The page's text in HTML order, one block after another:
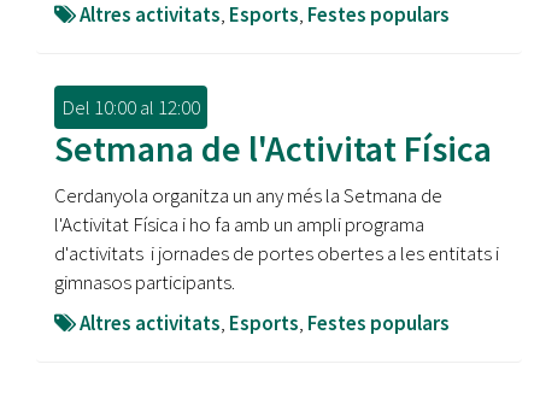
Altres activitats, Esports, Festes populars
Del 10:00al 12:00
Setmana de l'Activitat Física
Cerdanyola organitza un any més la Setmana de
l'Activitat Física i ho fa amb un ampli programa
d'activitats i jornades de portes obertes a les entitats i
gimnasos participants.
Altres activitats, Esports, Festes populars